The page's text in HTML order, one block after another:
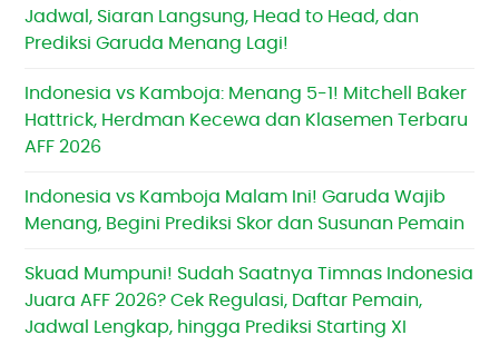
Jadwal, Siaran Langsung, Head to Head, dan
Prediksi Garuda Menang Lagi!
Indonesia vs Kamboja: Menang 5-1! Mitchell Baker
Hattrick, Herdman Kecewa dan Klasemen Terbaru
AFF 2026
Indonesia vs Kamboja Malam Ini! Garuda Wajib
Menang, Begini Prediksi Skor dan Susunan Pemain
Skuad Mumpuni! Sudah Saatnya Timnas Indonesia
Juara AFF 2026? Cek Regulasi, Daftar Pemain,
Jadwal Lengkap, hingga Prediksi Starting XI